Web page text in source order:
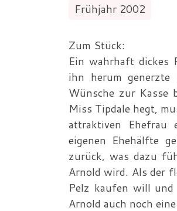
Frühjahr 2002
Zum Stück:
Ein wahrhaft dickes
ihn herum generzte
Wünsche zur Kasse
Miss Tipdale hegt,
attraktiven Ehefrau
eigenen Ehehälfte
zurück, was dazu
Arnold wird. Als der
Pelz kaufen will
Arnold auch noch